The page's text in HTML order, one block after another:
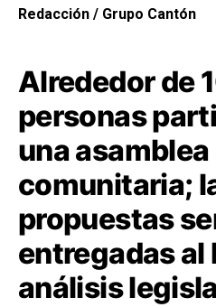
Redacción / Grupo Cantón
Alrededor de
personas
una asamblea
comunitaria;
propuestas
entregadas al
análisis